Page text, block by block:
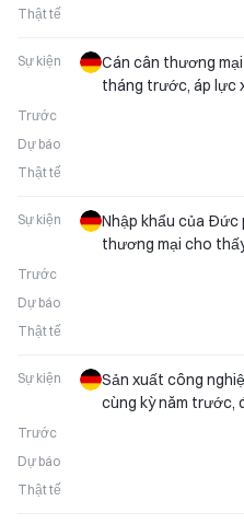
Thật tế
Sự kiện
Cán cân thương
tháng trước, áp lực
Trước
Dự báo
Thật tế
Sự kiện
Nhập khẩu của Đức
thương mại cho
Trước
Dự báo
Thật tế
Sự kiện
Sản xuất công
cùng kỳ năm trước,
Trước
Dự báo
Thật tế